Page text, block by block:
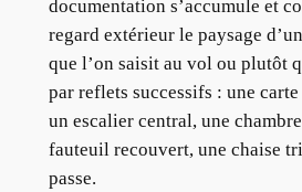
documentation s’accumule et
regard extérieur le paysage
que l’on saisit au vol ou plutôt
par reflets successifs : une
un escalier central, une
fauteuil recouvert, une chaise
passe.